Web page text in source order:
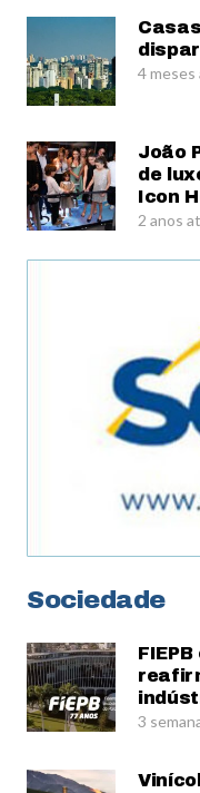
4 meses
João
de
Icon
2 anos
Sociedade
3